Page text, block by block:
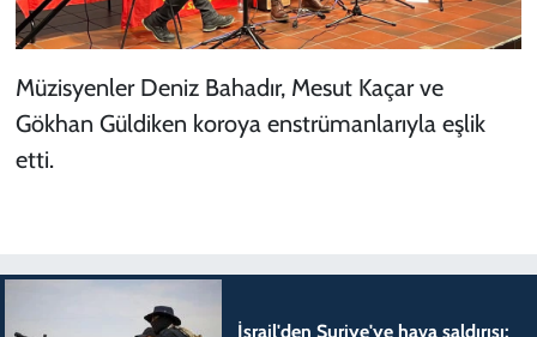
Müzisyenler Deniz Bahadır, Mesut Kaçar ve
Gökhan Güldiken koroya enstrümanlarıyla eşlik
etti.
İsrail'den Suriye'ye hava saldırısı: